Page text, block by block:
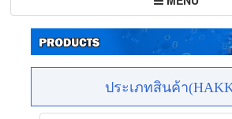
navigation
ประเภทสินค้า